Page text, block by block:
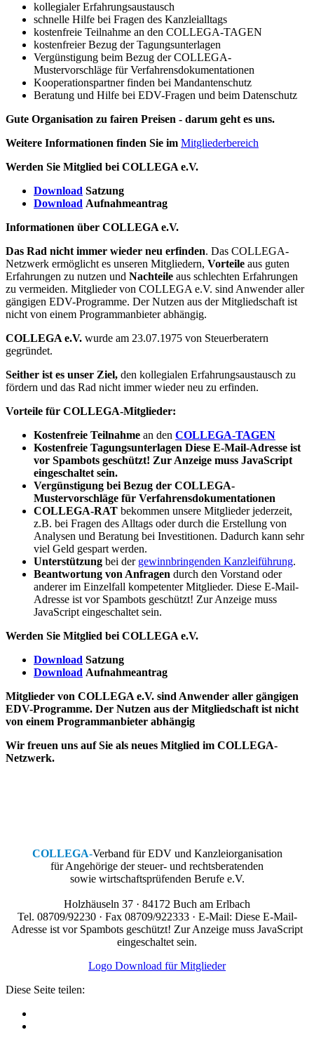
kollegialer Erfahrungsaustausch
schnelle Hilfe bei Fragen des Kanzleialltags
kostenfreie Teilnahme an den COLLEGA-TAGEN
kostenfreier Bezug der Tagungsunterlagen
Vergünstigung beim Bezug der COLLEGA-
Mustervorschläge für Verfahrensdokumentationen
Kooperationspartner finden bei Mandantenschutz
Beratung und Hilfe bei EDV-Fragen und beim Datenschutz
Gute Organisation zu fairen Preisen - darum geht es uns.
Weitere Informationen finden Sie im Mitgliederbereich
Werden Sie Mitglied bei COLLEGA e.V.
Download Satzung
Download Aufnahmeantrag
Informationen über COLLEGA e.V.
Das Rad nicht immer wieder neu erfinden. Das COLLEGA-
Netzwerk ermöglicht es unseren Mitgliedern, Vorteile aus guten
Erfahrungen zu nutzen und Nachteile aus schlechten Erfahrungen
zu vermeiden. Mitglieder von COLLEGA e.V. sind Anwender aller
gängigen EDV-Programme. Der Nutzen aus der Mitgliedschaft ist
nicht von einem Programmanbieter abhängig.
COLLEGA e.V. wurde am 23.07.1975 von Steuerberatern
gegründet.
Seither ist es unser Ziel, den kollegialen Erfahrungsaustausch zu
fördern und das Rad nicht immer wieder neu zu erfinden.
Vorteile für COLLEGA-Mitglieder:
Kostenfreie Teilnahme an den COLLEGA-TAGEN
Kostenfreie Tagungsunterlagen Diese E-Mail-Adresse ist
vor Spambots geschützt! Zur Anzeige muss JavaScript
eingeschaltet sein.
Vergünstigung bei Bezug der COLLEGA-
Mustervorschläge für Verfahrensdokumentationen
COLLEGA-RAT bekommen unsere Mitglieder jederzeit,
z.B. bei Fragen des Alltags oder durch die Erstellung von
Analysen und Beratung bei Investitionen. Dadurch kann sehr
viel Geld gespart werden.
Unterstützung bei der gewinnbringenden Kanzleiführung.
Beantwortung von Anfragen durch den Vorstand oder
anderer im Einzelfall kompetenter Mitglieder. Diese E-Mail-
Adresse ist vor Spambots geschützt! Zur Anzeige muss
JavaScript eingeschaltet sein.
Werden Sie Mitglied bei COLLEGA e.V.
Download Satzung
Download Aufnahmeantrag
Mitglieder von COLLEGA e.V. sind Anwender aller gängigen
EDV-Programme. Der Nutzen aus der Mitgliedschaft ist nicht
von einem Programmanbieter abhängig
Wir freuen uns auf Sie als neues Mitglied im COLLEGA-
Netzwerk.
COLLEGA-Verband für EDV und Kanzleiorganisation
für Angehörige der steuer- und rechtsberatenden
sowie wirtschaftsprüfenden Berufe e.V.
Holzhäuseln 37 · 84172 Buch am Erlbach
Tel. 08709/92230 · Fax 08709/922333 · E-Mail: Diese E-Mail-
Adresse ist vor Spambots geschützt! Zur Anzeige muss JavaScript
eingeschaltet sein.
Logo Download für Mitglieder
Diese Seite teilen: